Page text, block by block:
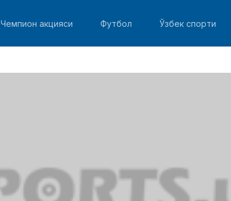
Чемпион акцияси Футбол Ўзбек спорти